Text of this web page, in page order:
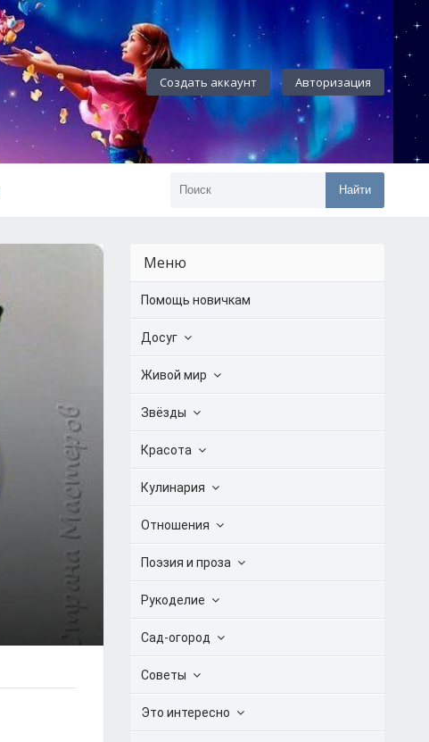
Создать аккаунт Авторизация
Найти
Меню
Помощь новичкам
Досуг
Живой мир
Звёзды
Красота
Кулинария
Отношения
Поэзия и проза
Рукоделие
Сад-огород
Советы
Это интересно